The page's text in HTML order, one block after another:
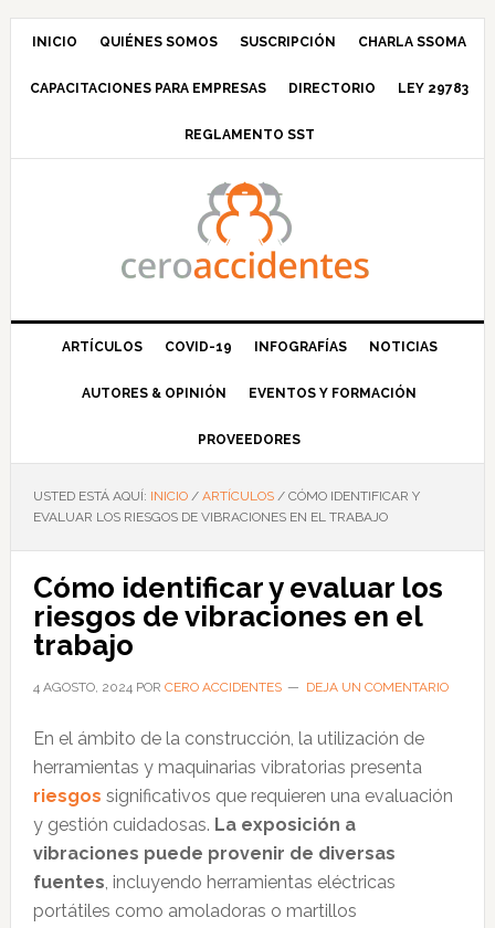
Saltar
navegación
Saltar
principal
Saltar
barra
principal
Saltar
INICIO QUIÉNES SOMOS SUSCRIPCIÓN CHARLA SSOMA
CAPACITACIONES PARA EMPRESAS DIRECTORIO LEY 29783
REGLAMENTO SST
ARTÍCULOS COVID-19 INFOGRAFÍAS NOTICIAS
AUTORES & OPINIÓN EVENTOS Y FORMACIÓN
PROVEEDORES
USTED ESTÁ AQUÍ: INICIO / ARTÍCULOS /CÓMO IDENTIFICAR Y
EVALUAR LOS RIESGOS DE VIBRACIONES EN EL TRABAJO
Cómo identificar y evaluar los
riesgos de vibraciones en el
trabajo
4 AGOSTO, 2024POR CERO ACCIDENTES DEJA UN COMENTARIO
En el ámbito de la construcción, la utilización de
herramientas y maquinarias vibratorias presenta
riesgos significativos que requieren una evaluación
y gestión cuidadosas. La exposición a
vibraciones puede provenir de diversas
fuentes, incluyendo herramientas eléctricas
portátiles como amoladoras o martillos